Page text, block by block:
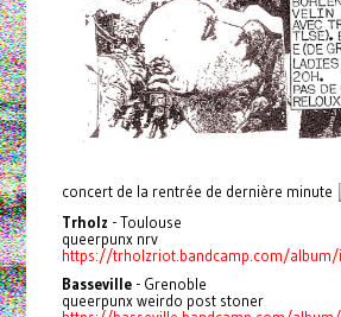
concert de la rentrée de dernière minute
Trholz - Toulouse
queerpunx nrv
https://trholzriot.bandcamp.com/album/
Basseville- Grenoble
queerpunx weirdo post stoner